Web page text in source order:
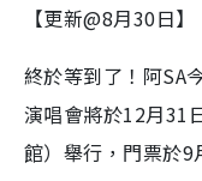
【更新@8月30日】
終於等到了！阿SA
演唱會將於12月31
館）舉行，門票於9